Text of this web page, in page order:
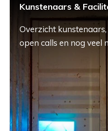
Kunstenaars &
Overzicht
open calls en nog veel